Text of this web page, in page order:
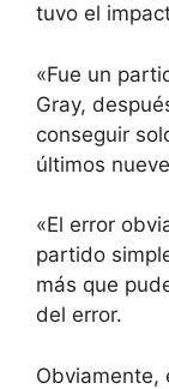
tuvo el
«Fue un
Gray,
conseguir
últimos
«El error
partido
más que
del error.
Obviamente,